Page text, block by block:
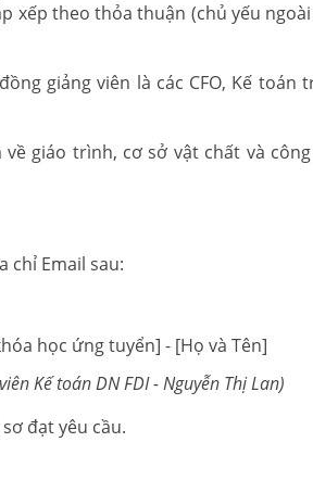
xếp theo thỏa thuận (chủ yếu
giảng viên là các CFO, Kế toán
giáo trình, cơ sở vật chất và
chỉ Email sau:
học ứng tuyển] - [Họ và Tên]
Kế toán DN FDI - Nguyễn Thị Lan)
đạt yêu cầu.